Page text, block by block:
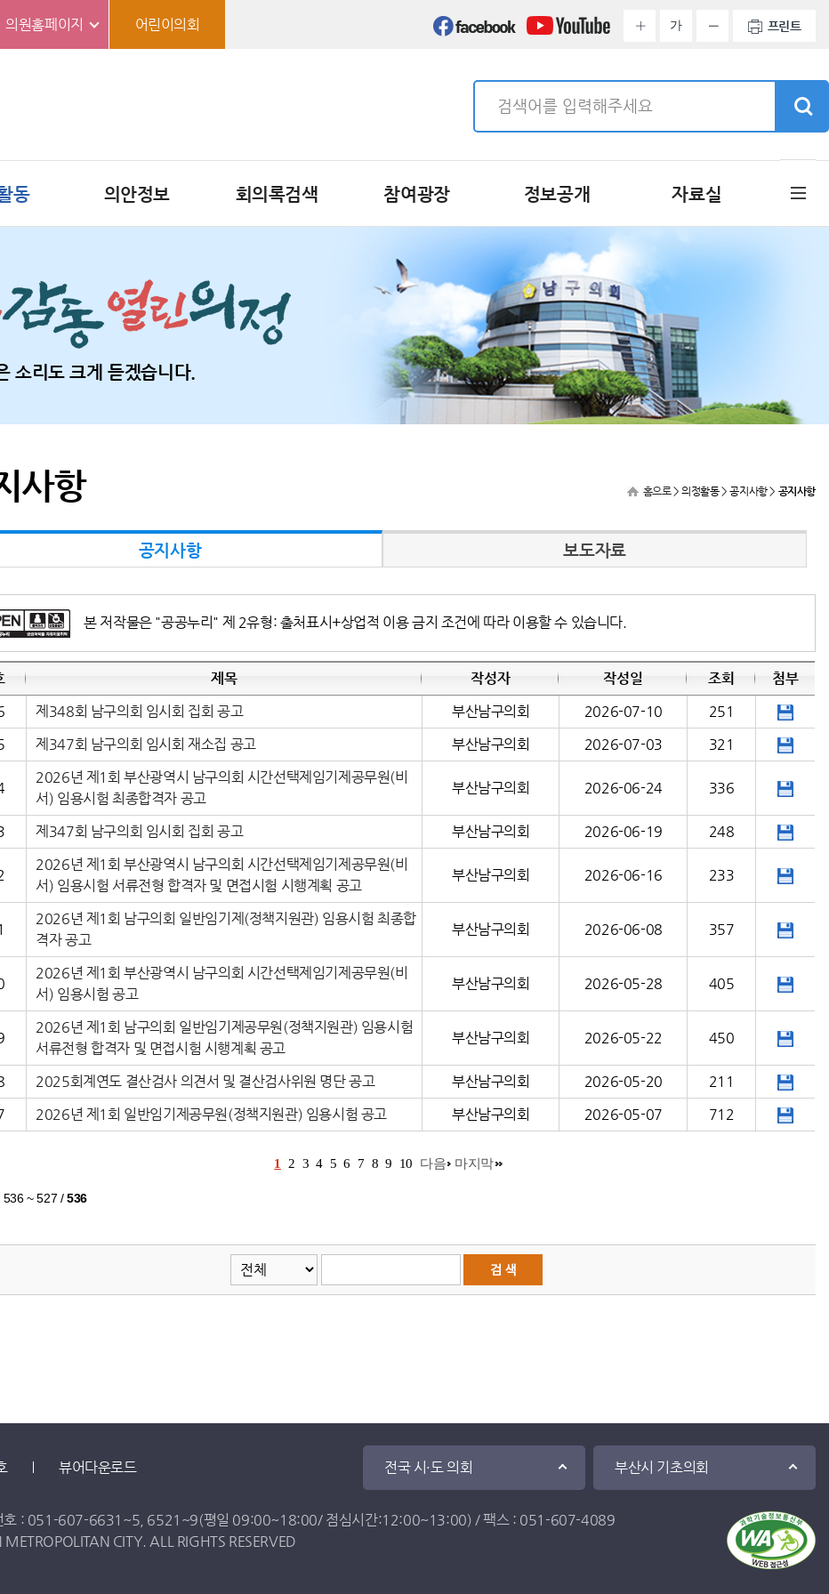
의원홈페이지 어린이의회 가 프린트
동 의안정보 회의록검색 참여광장 정보공개 자료실
소리도 크게 듣겠습니다.
사항 홈으로> 의정활동 > 공지사항 > 공지사항
공지사항 보도자료
본 저작물은 "공공누리" 제 2유형: 출처표시+상업적 이용 금지 조건에 따라 이용할 수 있습니다.
제목 작성자 작성일 조회
첨부
제348회 남구의회 임시회 집회 공고 부산남구의회 2026-07-10
251
제347회 남구의회 임시회 재소집 공고 부산남구의회 2026-07-03 321
2026년 제1회 부산광역시 남구의회 시간선택제임기제공무원(비
서) 임용시험 최종합격자 공고
부산남구의회 2026-06-24 336
제347회 남구의회 임시회 집회 공고 부산남구의회 2026-06-19 248
2026년 제1회 부산광역시 남구의회 시간선택제임기제공무원(비
서) 임용시험 서류전형 합격자 및 면접시험 시행계획 공고
부산남구의회 2026-06-16 233
2026년 제1회 남구의회 일반임기제(정책지원관) 임용시험 최종합
격자 공고
부산남구의회 2026-06-08 357
2026년 제1회 부산광역시 남구의회 시간선택제임기제공무원(비
서) 임용시험 공고
부산남구의회 2026-05-28 405
2026년 제1회 남구의회 일반임기제공무원(정책지원관) 임용시험
서류전형 합격자 및 면접시험 시행계획 공고
부산남구의회 2026-05-22 450
2025회계연도 결산검사 의견서 및 결산검사위원 명단 공고 부산남구의회 2026-05-20
211
2026년 제1회 일반임기제공무원(정책지원관) 임용시험 공고 부산남구의회 2026-05-07 712
1 2 3 4 5 6 7 8 9 10 다음 마지막
536 ~ 527 /536
전국 시·도 의회 부산시 기초의회
뷰어다운로드
호 : 051-607-6631 ~5 6521 ~9(평일 09:00~18:00/ 점심시간:12:00~13:00) / 팩스 : 051-607-4089
CITY. ALL RIGHTS RESERVED